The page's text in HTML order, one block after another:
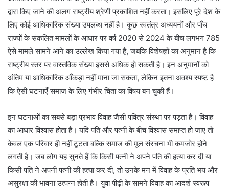
द्वारा किए जाने की अलग राष्ट्रीय श्रेणी प्रकाशित नहीं करता। इसलिए पूरे देश के
लिए कोई आधिकारिक संख्या उपलब्ध नहीं है। कुछ स्वतंत्र अध्ययनों और पाँच
राज्यों के संकलित मामलों के आधार पर वर्ष 2020 से 2024 के बीच लगभग 785
ऐसे मामले सामने आने का उल्लेख किया गया है, जबकि विशेषज्ञों का अनुमान है कि
राष्ट्रीय स्तर पर वास्तविक संख्या इससे अधिक हो सकती है। इन अनुमानों को
अंतिम या आधिकारिक आँकड़ा नहीं माना जा सकता, लेकिन इतना अवश्य स्पष्ट है
कि ऐसी घटनाएँ समाज के लिए गंभीर चिंता का विषय बन चुकी हैं।
इन घटनाओं का सबसे बड़ा प्रभाव विवाह जैसी पवित्र संस्था पर पड़ता है। विवाह
का आधार विश्वास होता है। यदि पति और पत्नी के बीच विश्वास समाप्त हो जाए तो
केवल एक परिवार ही नहीं टूटता बल्कि समाज की मूल संरचना भी कमजोर होने
लगती है। जब लोग यह सुनते हैं कि किसी पत्नी ने अपने पति की हत्या कर दी या
किसी पति ने अपनी पत्नी की हत्या कर दी, तो उनके मन में विवाह के प्रति भय और
असुरक्षा की भावना उत्पन्न होती है। युवा पीढ़ी के सामने विवाह का आदर्श स्वरूप